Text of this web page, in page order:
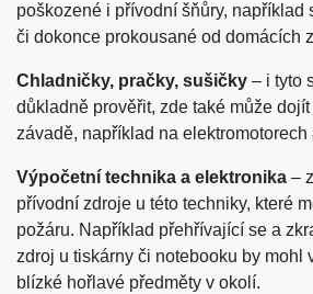
poškozené i přívodní šňůry, například
či dokonce prokousané od domácích
Chladničky, pračky, sušičky – i tyto
důkladně prověřit, zde také může
závadě, například na elektromotorech
Výpočetní technika a elektronika –
přívodní zdroje u této techniky, které
požáru. Například přehřívající se a
zdroj u tiskárny či notebooku by mohl
blízké hořlavé předměty v okolí.